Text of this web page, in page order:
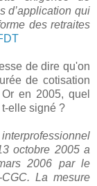
d’application qui
des retraites
de dire qu'on
de cotisation
en 2005, quel
elle signé ?
octobre 2005 a
2006 par le
La mesure